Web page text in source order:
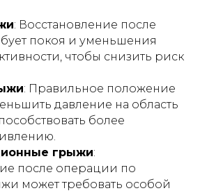
: Восстановление после
покоя и уменьшения
чтобы снизить риск
: Правильное положение
давление на область
более
грыжи:
после операции по
может требовать особой